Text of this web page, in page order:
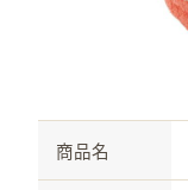
商品名